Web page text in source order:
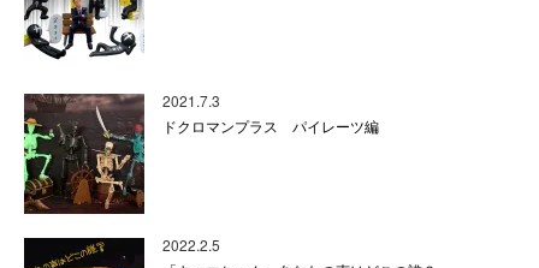
2021.7.3
ドクロマンプラス パイレーツ編
2022.2.5